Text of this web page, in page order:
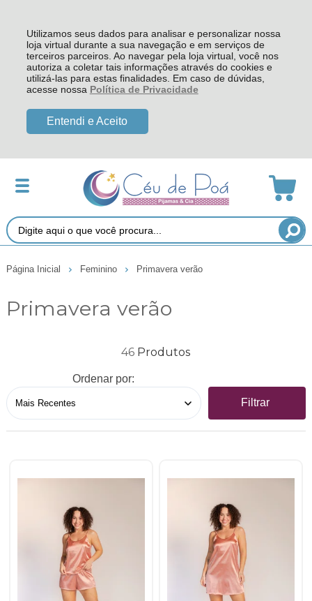
Utilizamos seus dados para analisar e personalizar nossa
loja virtual durante a sua navegação e em serviços de
terceiros parceiros. Ao navegar pela loja virtual, você nos
autoriza a coletar tais informações através do cookies e
utilizá-las para estas finalidades. Em caso de dúvidas,
acesse nossa Política de Privacidade
Entendi e Aceito
Página Inicial Feminino Primavera verão
Primavera verão
46
Ordenar por:
Filtrar